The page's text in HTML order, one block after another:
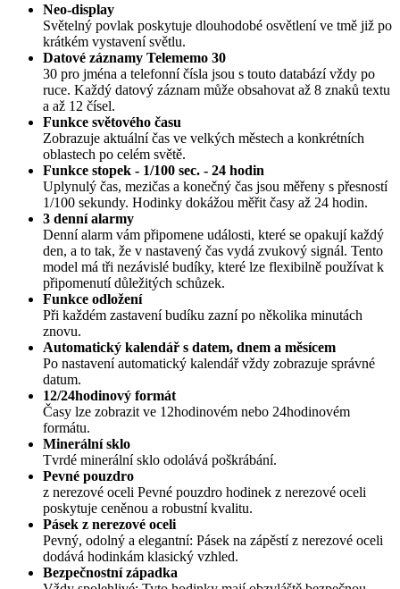
Neo-display
Světelný povlak poskytuje dlouhodobé osvětlení ve tmě již po
krátkém vystavení světlu.
Datové záznamy Telememo 30
30 pro jména a telefonní čísla jsou s touto databází vždy po
ruce. Každý datový záznam může obsahovat až 8 znaků textu
a až 12 čísel.
Funkce světového času
Zobrazuje aktuální čas ve velkých městech a konkrétních
oblastech po celém světě.
Funkce stopek - 1/100 sec. - 24 hodin
Uplynulý čas, mezičas a konečný čas jsou měřeny s přesností
1/100 sekundy. Hodinky dokážou měřit časy až 24 hodin.
3 denní alarmy
Denní alarm vám připomene události, které se opakují každý
den, a to tak, že v nastavený čas vydá zvukový signál. Tento
model má tři nezávislé budíky, které lze flexibilně používat k
připomenutí důležitých schůzek.
Funkce odložení
Při každém zastavení budíku zazní po několika minutách
znovu.
Automatický kalendář s datem, dnem a měsícem
Po nastavení automatický kalendář vždy zobrazuje správné
datum.
12/24hodinový formát
Časy lze zobrazit ve 12hodinovém nebo 24hodinovém
formátu.
Minerální sklo
Tvrdé minerální sklo odolává poškrábání.
Pevné pouzdro
z nerezové oceli Pevné pouzdro hodinek z nerezové oceli
poskytuje ceněnou a robustní kvalitu.
Pásek z nerezové oceli
Pevný, odolný a elegantní: Pásek na zápěstí z nerezové oceli
dodává hodinkám klasický vzhled.
Bezpečnostní západka